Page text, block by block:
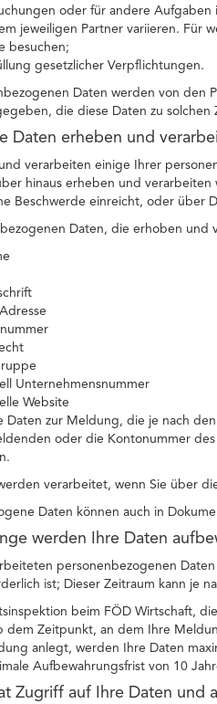
oder für andere
jeweiligen Partner variieren. Für
besuchen;
gesetzlicher Verpflichtungen.
Daten werden von den
die diese Daten zu solchen
Daten erheben und
verarbeiten einige Ihrer
hinaus erheben und
Beschwerde einreicht, oder über
Daten, die erhoben
Unternehmensnummer
Website
Daten zur Meldung, die je nach
oder die Kontonummer
verarbeitet, wenn Sie über
Daten können auch in
werden Ihre Daten
personenbezogenen
ist; Dieser Zeitraum kann je
beim FÖD Wirtschaft,
dem Zeitpunkt, an dem Ihre
anlegt, werden Ihre Daten
Aufbewahrungsfrist von 10
Zugriff auf Ihre Daten und